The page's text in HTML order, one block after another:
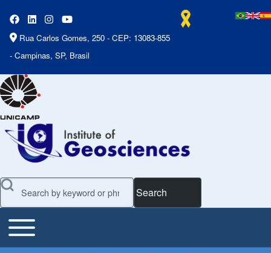
Rua Carlos Gomes, 250 - CEP: 13083-855
- Campinas, SP, Brasil
Search
Main Menu
Toggle main menu